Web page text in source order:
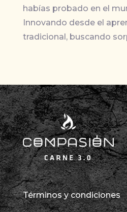
habías probado en el
Innovando desde el
tradicional, buscando
Términos y condiciones